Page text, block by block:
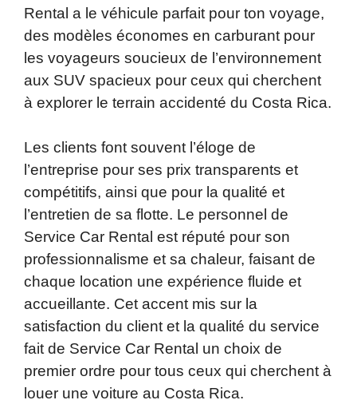
Rental a le véhicule parfait pour ton voyage,
des modèles économes en carburant pour
les voyageurs soucieux de l’environnement
aux SUV spacieux pour ceux qui cherchent
à explorer le terrain accidenté du Costa Rica.
Les clients font souvent l’éloge de
l’entreprise pour ses prix transparents et
compétitifs, ainsi que pour la qualité et
l’entretien de sa flotte. Le personnel de
Service Car Rental est réputé pour son
professionnalisme et sa chaleur, faisant de
chaque location une expérience fluide et
accueillante. Cet accent mis sur la
satisfaction du client et la qualité du service
fait de Service Car Rental un choix de
premier ordre pour tous ceux qui cherchent à
louer une voiture au Costa Rica.